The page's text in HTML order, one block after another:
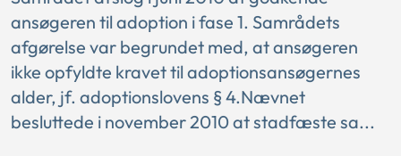
ansøgeren til adoption i fase 1. Samrådets
afgørelse var begrundet med, at ansøgeren
ikke opfyldte kravet til adoptionsansøgernes
alder, jf. adoptionslovens § 4.Nævnet
besluttede i november 2010 at stadfæste sa...